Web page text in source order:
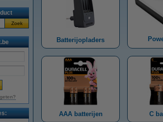
Zoek
Batterijopladers
AAA batterijen C